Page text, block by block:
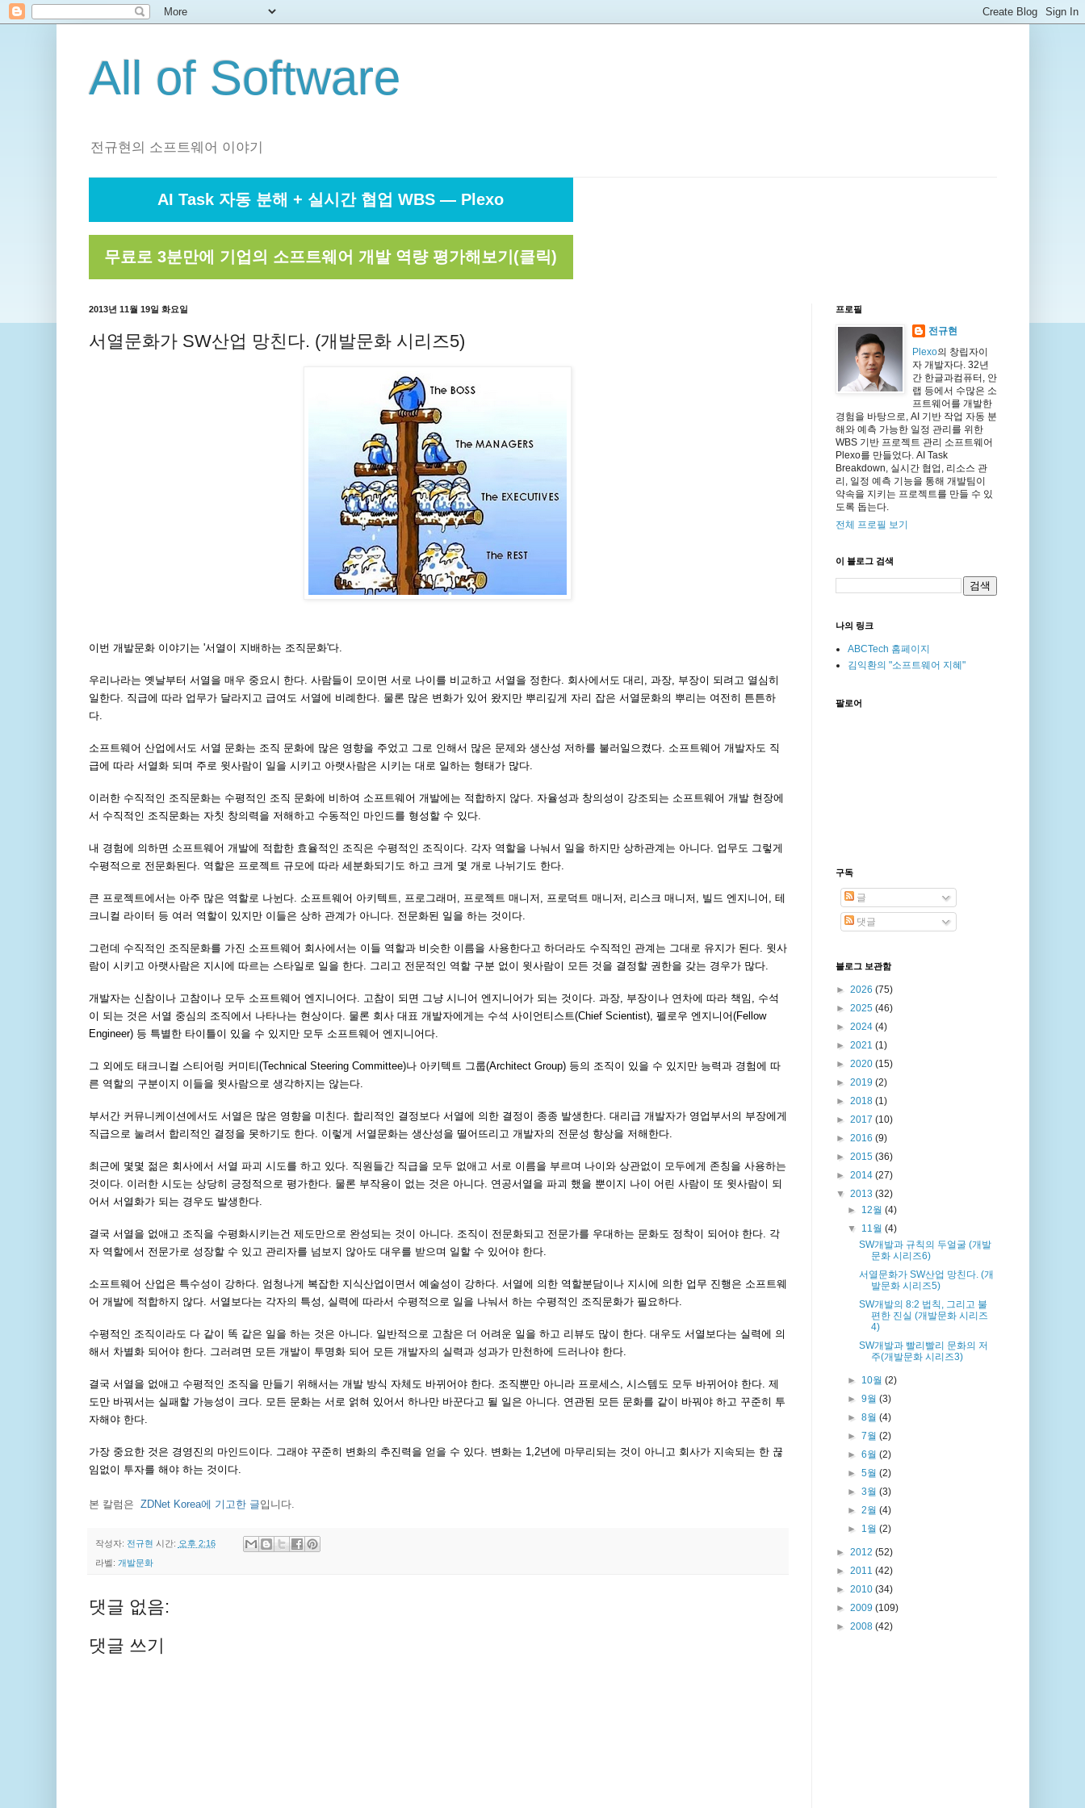
All of Software
전규현의 소프트웨어 이야기
AI Task 자동 분해 + 실시간 협업 WBS — Plexo
무료로 3분만에 기업의 소프트웨어 개발 역량 평가해보기(클릭)
2013년 11월 19일 화요일
서열문화가 SW산업 망친다. (개발문화 시리즈5)
이번 개발문화 이야기는 '서열이 지배하는 조직문화'다.
우리나라는 옛날부터 서열을 매우 중요시 한다. 사람들이 모이면 서로 나이를 비교하고 서열을 정한다. 회사에서도 대리, 과장, 부장이 되려고 열심히
일한다. 직급에 따라 업무가 달라지고 급여도 서열에 비례한다. 물론 많은 변화가 있어 왔지만 뿌리깊게 자리 잡은 서열문화의 뿌리는 여전히 튼튼하
다.
소프트웨어 산업에서도 서열 문화는 조직 문화에 많은 영향을 주었고 그로 인해서 많은 문제와 생산성 저하를 불러일으켰다. 소프트웨어 개발자도 직
급에 따라 서열화 되며 주로 윗사람이 일을 시키고 아랫사람은 시키는 대로 일하는 형태가 많다.
이러한 수직적인 조직문화는 수평적인 조직 문화에 비하여 소프트웨어 개발에는 적합하지 않다. 자율성과 창의성이 강조되는 소프트웨어 개발 현장에
서 수직적인 조직문화는 자칫 창의력을 저해하고 수동적인 마인드를 형성할 수 있다.
내 경험에 의하면 소프트웨어 개발에 적합한 효율적인 조직은 수평적인 조직이다. 각자 역할을 나눠서 일을 하지만 상하관계는 아니다. 업무도 그렇게
수평적으로 전문화된다. 역할은 프로젝트 규모에 따라 세분화되기도 하고 크게 몇 개로 나뉘기도 한다.
큰 프로젝트에서는 아주 많은 역할로 나뉜다. 소프트웨어 아키텍트, 프로그래머, 프로젝트 매니저, 프로덕트 매니저, 리스크 매니저, 빌드 엔지니어, 테
크니컬 라이터 등 여러 역할이 있지만 이들은 상하 관계가 아니다. 전문화된 일을 하는 것이다.
그런데 수직적인 조직문화를 가진 소프트웨어 회사에서는 이들 역할과 비슷한 이름을 사용한다고 하더라도 수직적인 관계는 그대로 유지가 된다. 윗사
람이 시키고 아랫사람은 지시에 따르는 스타일로 일을 한다. 그리고 전문적인 역할 구분 없이 윗사람이 모든 것을 결정할 권한을 갖는 경우가 많다.
개발자는 신참이나 고참이나 모두 소프트웨어 엔지니어다. 고참이 되면 그냥 시니어 엔지니어가 되는 것이다. 과장, 부장이나 연차에 따라 책임, 수석
이 되는 것은 서열 중심의 조직에서 나타나는 현상이다. 물론 회사 대표 개발자에게는 수석 사이언티스트(Chief Scientist), 펠로우 엔지니어(Fellow
Engineer) 등 특별한 타이틀이 있을 수 있지만 모두 소프트웨어 엔지니어다.
그 외에도 태크니컬 스티어링 커미티(Technical Steering Committee)나 아키텍트 그룹(Architect Group) 등의 조직이 있을 수 있지만 능력과 경험에 따
른 역할의 구분이지 이들을 윗사람으로 생각하지는 않는다.
부서간 커뮤니케이션에서도 서열은 많은 영향을 미친다. 합리적인 결정보다 서열에 의한 결정이 종종 발생한다. 대리급 개발자가 영업부서의 부장에게
직급으로 눌려서 합리적인 결정을 못하기도 한다. 이렇게 서열문화는 생산성을 떨어뜨리고 개발자의 전문성 향상을 저해한다.
최근에 몇몇 젊은 회사에서 서열 파괴 시도를 하고 있다. 직원들간 직급을 모두 없애고 서로 이름을 부르며 나이와 상관없이 모두에게 존칭을 사용하는
것이다. 이러한 시도는 상당히 긍정적으로 평가한다. 물론 부작용이 없는 것은 아니다. 연공서열을 파괴 했을 뿐이지 나이 어린 사람이 또 윗사람이 되
어서 서열화가 되는 경우도 발생한다.
결국 서열을 없애고 조직을 수평화시키는건 제도만으로 완성되는 것이 아니다. 조직이 전문화되고 전문가를 우대하는 문화도 정착이 되어야 한다. 각
자 역할에서 전문가로 성장할 수 있고 관리자를 넘보지 않아도 대우를 받으며 일할 수 있어야 한다.
소프트웨어 산업은 특수성이 강하다. 엄청나게 복잡한 지식산업이면서 예술성이 강하다. 서열에 의한 역할분담이나 지시에 의한 업무 진행은 소프트웨
어 개발에 적합하지 않다. 서열보다는 각자의 특성, 실력에 따라서 수평적으로 일을 나눠서 하는 수평적인 조직문화가 필요하다.
수평적인 조직이라도 다 같이 똑 같은 일을 하는 것은 아니다. 일반적으로 고참은 더 어려운 일을 하고 리뷰도 많이 한다. 대우도 서열보다는 실력에 의
해서 차별화 되어야 한다. 그러려면 모든 개발이 투명화 되어 모든 개발자의 실력과 성과가 만천하에 드러나야 한다.
결국 서열을 없애고 수평적인 조직을 만들기 위해서는 개발 방식 자체도 바뀌어야 한다. 조직뿐만 아니라 프로세스, 시스템도 모두 바뀌어야 한다. 제
도만 바꿔서는 실패할 가능성이 크다. 모든 문화는 서로 얽혀 있어서 하나만 바꾼다고 될 일은 아니다. 연관된 모든 문화를 같이 바꿔야 하고 꾸준히 투
자해야 한다.
가장 중요한 것은 경영진의 마인드이다. 그래야 꾸준히 변화의 추진력을 얻을 수 있다. 변화는 1,2년에 마무리되는 것이 아니고 회사가 지속되는 한 끊
임없이 투자를 해야 하는 것이다.
본 칼럼은 ZDNet Korea에 기고한 글입니다.
작성자: 전규현 시간: 오후 2:16
라벨: 개발문화
댓글 없음:
댓글 쓰기
프로필
전규현
Plexo의 창립자이
자 개발자다. 32년
간 한글과컴퓨터, 안
랩 등에서 수많은 소
프트웨어를 개발한
경험을 바탕으로, AI 기반 작업 자동 분
해와 예측 가능한 일정 관리를 위한
WBS 기반 프로젝트 관리 소프트웨어
Plexo를 만들었다. AI Task
Breakdown, 실시간 협업, 리소스 관
리, 일정 예측 기능을 통해 개발팀이
약속을 지키는 프로젝트를 만들 수 있
도록 돕는다.
전체 프로필 보기
이 블로그 검색
나의 링크
ABCTech 홈페이지
김익환의 "소프트웨어 지혜"
팔로어
구독
글
댓글
블로그 보관함
► 2026 (75)
► 2025 (46)
► 2024 (4)
► 2021 (1)
► 2020 (15)
► 2019 (2)
► 2018 (1)
► 2017 (10)
► 2016 (9)
► 2015 (36)
► 2014 (27)
▼ 2013 (32)
► 12월 (4)
▼ 11월 (4)
SW개발과 규칙의 두얼굴 (개발
문화 시리즈6)
서열문화가 SW산업 망친다. (개
발문화 시리즈5)
SW개발의 8:2 법칙, 그리고 불
편한 진실 (개발문화 시리즈
4)
SW개발과 빨리빨리 문화의 저
주(개발문화 시리즈3)
► 10월 (2)
► 9월 (3)
► 8월 (4)
► 7월 (2)
► 6월 (2)
► 5월 (2)
► 3월 (3)
► 2월 (4)
► 1월 (2)
► 2012 (52)
► 2011 (42)
► 2010 (34)
► 2009 (109)
► 2008 (42)